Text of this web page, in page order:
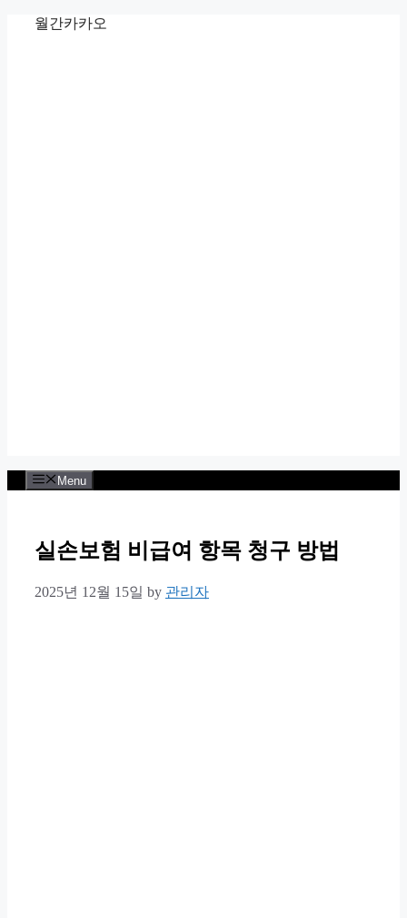
월간카카오
Menu
실손보험 비급여 항목 청구 방법
2025년 12월 15일 by 관리자